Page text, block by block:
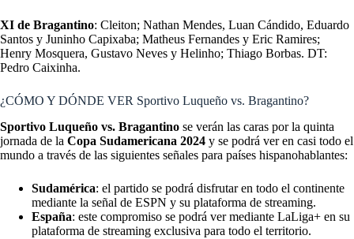
XI de Bragantino: Cleiton; Nathan Mendes, Luan Cándido, Eduardo
Santos y Juninho Capixaba; Matheus Fernandes y Eric Ramires;
Henry Mosquera, Gustavo Neves y Helinho; Thiago Borbas. DT:
Pedro Caixinha.
¿CÓMO Y DÓNDE VER Sportivo Luqueño vs. Bragantino?
Sportivo Luqueño vs. Bragantino se verán las caras por la quinta
jornada de la Copa Sudamericana 2024 y se podrá ver en casi todo el
mundo a través de las siguientes señales para países hispanohablantes:
Sudamérica: el partido se podrá disfrutar en todo el continente
mediante la señal de ESPN y su plataforma de streaming.
España: este compromiso se podrá ver mediante LaLiga+ en su
plataforma de streaming exclusiva para todo el territorio.